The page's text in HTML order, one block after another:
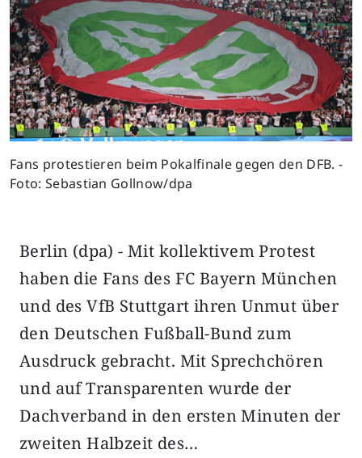
Fans protestieren beim Pokalfinale gegen den DFB. -
Foto: Sebastian Gollnow/dpa
Berlin (dpa) - Mit kollektivem Protest
haben die Fans des FC Bayern München
und des VfB Stuttgart ihren Unmut über
den Deutschen Fußball-Bund zum
Ausdruck gebracht. Mit Sprechchören
und auf Transparenten wurde der
Dachverband in den ersten Minuten der
zweiten Halbzeit des…